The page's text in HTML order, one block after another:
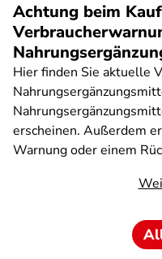
Achtung beim
Hier finden Sie aktuelle
erscheinen. Außerdem
Warnung oder einem